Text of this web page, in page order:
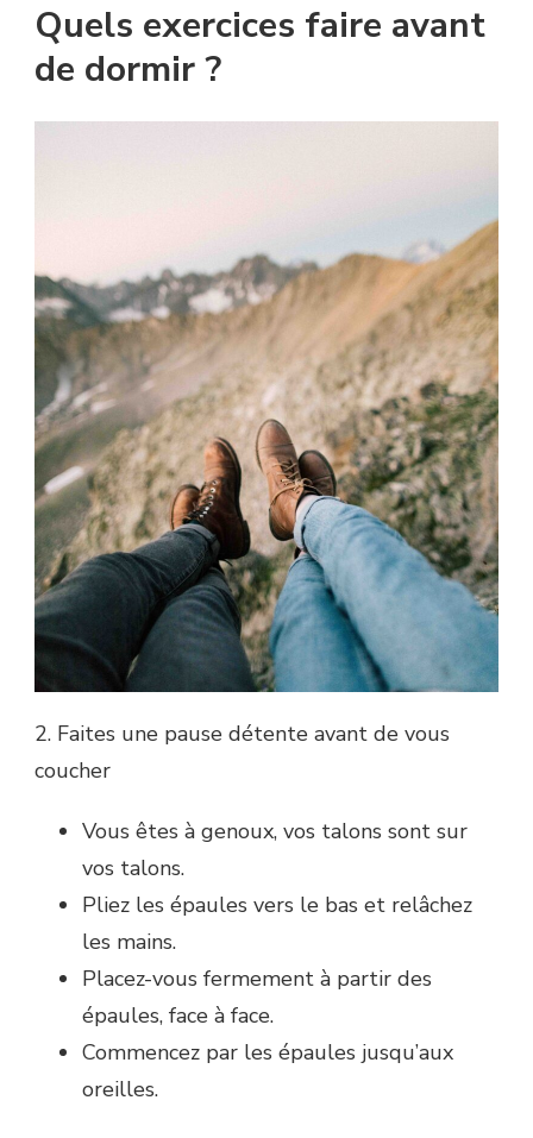
Quels exercices faire avant
de dormir ?
2. Faites une pause détente avant de vous
coucher
Vous êtes à genoux, vos talons sont sur
vos talons.
Pliez les épaules vers le bas et relâchez
les mains.
Placez-vous fermement à partir des
épaules, face à face.
Commencez par les épaules jusqu’aux
oreilles.